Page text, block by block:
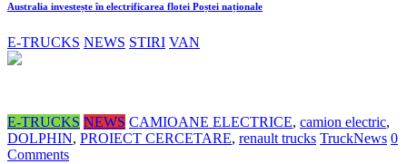
Australia investește în electrificarea flotei Poștei naționale
E-TRUCKS NEWS STIRI VAN
E-TRUCKS NEWS CAMIOANE ELECTRICE, camion electric,
DOLPHIN, PROIECT CERCETARE, renault trucks TruckNews 0
Comments